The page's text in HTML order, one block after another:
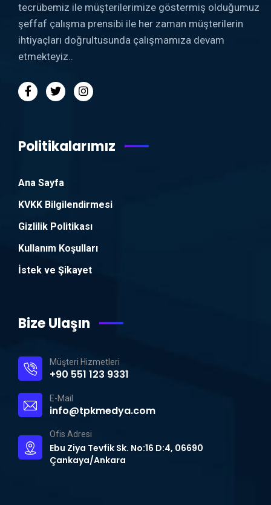
tecrübemiz ile müşterilerimize göstermiş olduğumuz
şeffaf çalışma prensibi ile her zaman müşterilerin
ihtiyaçları doğrultusunda çalışmamıza devam
etmekteyiz..
Politikalarımız
Ana Sayfa
KVKK Bilgilendirmesi
Gizlilik Politikası
Kullanım Koşulları
İstek ve Şikayet
Bize Ulaşın
Müşteri Hizmetleri
+90 551 123 9331
E-Mail
info@tpkmedya.com
Ofis Adresi
Ebu Ziya Tevfik Sk. No:16 D:4, 06690
Çankaya/Ankara